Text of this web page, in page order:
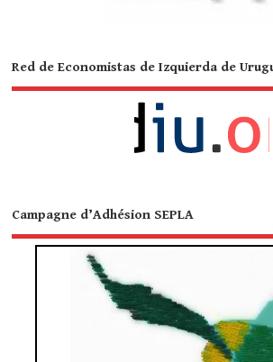
Red de Economistas de Izquierda de
Campagne d’Adhésion SEPLA